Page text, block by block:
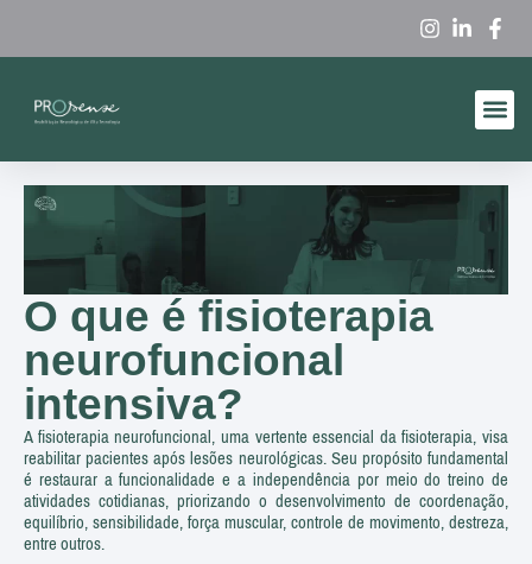
O que é fisioterapia
neurofuncional
intensiva?
A fisioterapia neurofuncional, uma vertente essencial da fisioterapia, visa
reabilitar pacientes após lesões neurológicas. Seu propósito fundamental
é restaurar a funcionalidade e a independência por meio do treino de
atividades cotidianas, priorizando o desenvolvimento de coordenação,
equilíbrio, sensibilidade, força muscular, controle de movimento, destreza,
entre outros.